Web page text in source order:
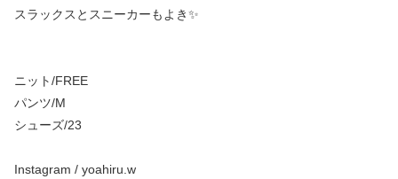
スラックスとスニーカーもよき✨
ニット/FREE
パンツ/M
シューズ/23
Instagram / yoahiru.w